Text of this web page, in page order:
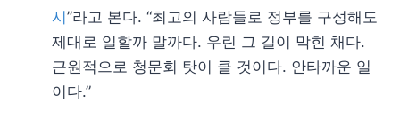
시”라고 본다. “최고의 사람들로 정부를 구성해도
제대로 일할까 말까다. 우린 그 길이 막힌 채다.
근원적으로 청문회 탓이 클 것이다. 안타까운 일
이다.”